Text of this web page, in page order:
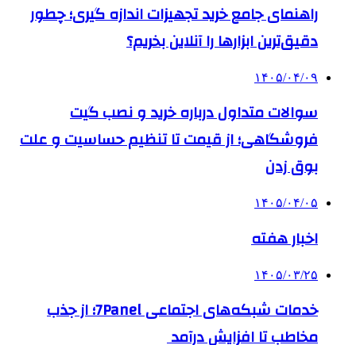
راهنمای جامع خرید تجهیزات اندازه گیری؛ چطور
دقیق‌ترین ابزارها را آنلاین بخریم؟
۱۴۰۵/۰۴/۰۹
سوالات متداول درباره خرید و نصب گیت
فروشگاهی؛ از قیمت تا تنظیم حساسیت و علت
بوق زدن
۱۴۰۵/۰۴/۰۵
اخبار هفته
۱۴۰۵/۰۳/۲۵
خدمات شبکه‌های اجتماعی 7Panel؛ از جذب
مخاطب تا افزایش درآمد